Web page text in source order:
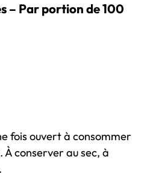
– Par portion de 100
fois ouvert à consommer
À conserver au sec, à